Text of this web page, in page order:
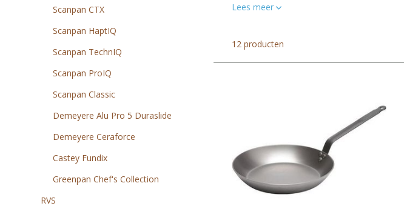
Scanpan CTX
Scanpan HaptIQ
Scanpan TechnIQ
Scanpan ProIQ
Scanpan Classic
Demeyere Alu Pro 5 Duraslide
Demeyere Ceraforce
Castey Fundix
Greenpan Chef's Collection
RVS
Lees meer
12 producten